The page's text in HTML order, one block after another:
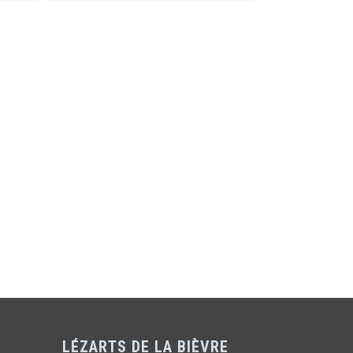
LÉZARTS DE LA BIÈVRE